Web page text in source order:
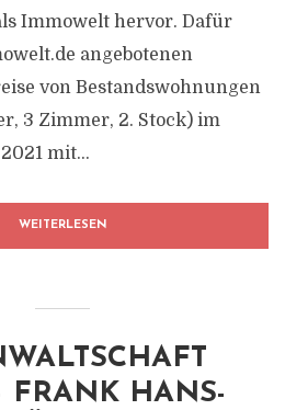
Immowelt hervor. Dafür
angebotenen
von Bestandswohnungen
3 Zimmer, 2. Stock) im
mit...
WEITERLESEN
FRANK HANS-